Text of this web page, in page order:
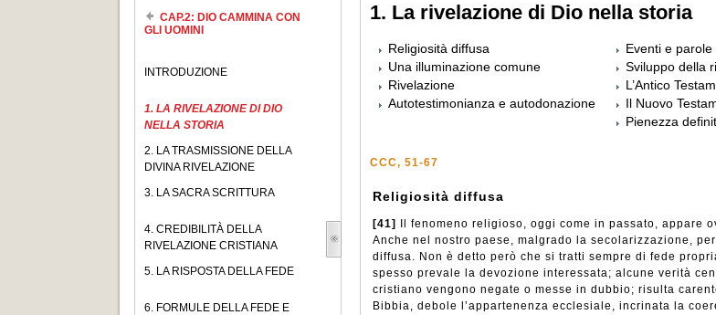
CAP.2: DIO CAMMINA CON
GLI UOMINI
INTRODUZIONE
1. LA RIVELAZIONE DI DIO
NELLA STORIA
2. LA TRASMISSIONE DELLA
DIVINA RIVELAZIONE
3. LA SACRA SCRITTURA
4. CREDIBILITÀ DELLA
RIVELAZIONE CRISTIANA
5. LA RISPOSTA DELLA FEDE
6. FORMULE DELLA FEDE E
1. La rivelazione di Dio nella storia
Religiosità diffusa
Una illuminazione comune
Rivelazione
Autotestimonianza e autodonazione
Eventi e parole
Sviluppo della
L’Antico
Il Nuovo
Pienezza
CCC, 51-67
Religiosità diffusa
[41]
Il fenomeno religioso, oggi come in passato, appare
Anche nel nostro paese, malgrado la secolarizzazione,
diffusa. Non è detto però che si tratti sempre di fede
spesso prevale la devozione interessata; alcune verità
cristiano vengono negate o messe in dubbio; risulta
Bibbia, debole l’appartenenza ecclesiale, incrinata la